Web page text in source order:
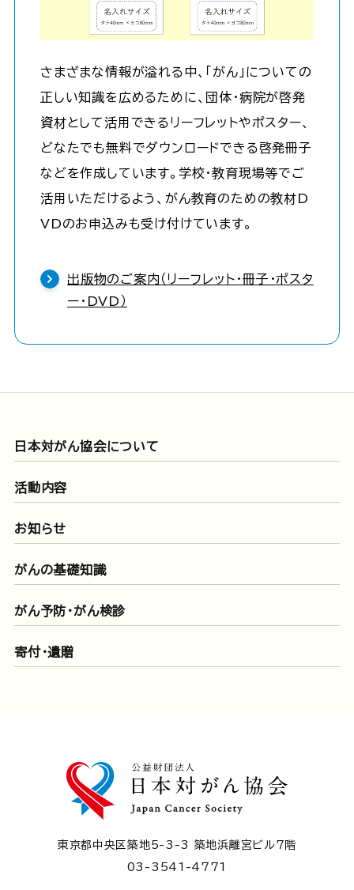
さまざまな情報が溢れる中、「がん」についての
正しい知識を広めるために、団体・病院が啓発
資材として活用できるリーフレットやポスター、
どなたでも無料でダウンロードできる啓発冊子
などを作成しています。学校・教育現場等でご
活用いただけるよう、がん教育のための教材D
VDのお申込みも受け付けています。
出版物のご案内（リーフレット・冊子・ポスタ
ー・DVD）
日本対がん協会について
活動内容
お知らせ
がんの基礎知識
がん予防・がん検診
寄付・遺贈
東京都中央区築地5-3-3 築地浜離宮ビル7階
03-3541-4771